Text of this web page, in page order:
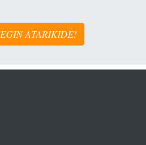
EGIN ATARIKIDE!